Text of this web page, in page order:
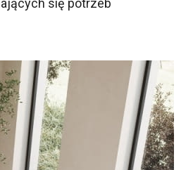
się potrzeb